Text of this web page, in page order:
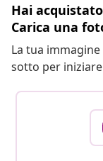
Hai
Carica una
La tua
sotto per